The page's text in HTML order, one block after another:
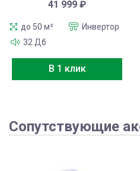
41 999₽
до 50 м²
Инвертор
32 Дб
В 1 клик
Сопутствующие